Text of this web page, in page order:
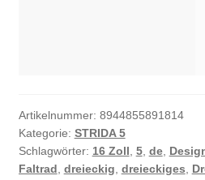
Artikelnummer: 8944855891814
Kategorie: STRIDA 5
Schlagwörter: 16 Zoll 5, de,
Faltrad dreieckig dreieckiges